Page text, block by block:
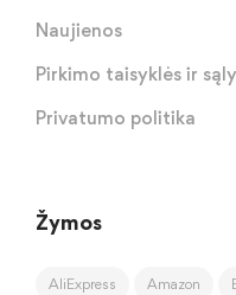
Naujienos
Pirkimo taisyklės ir
Privatumo politika
Žymos
AliExpress Amazon